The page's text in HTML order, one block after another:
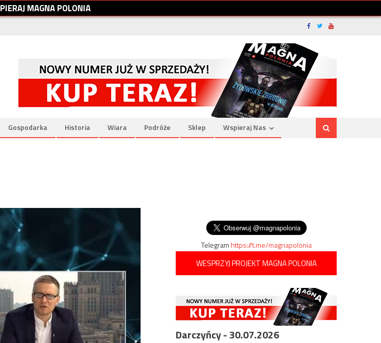
PIERAJMAGNAPOLONIA
Gospodarka Historia Wiara Podróże Sklep Wspieraj Nas
Telegramhttps://t.me/magnapolonia
WESPRZYJ PROJEKT MAGNA POLONIA
Darczyńcy - 30.07.2026